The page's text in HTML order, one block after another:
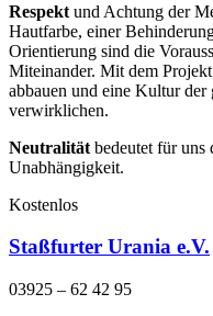
Respekt und Achtung der
Hautfarbe, einer
Orientierung sind die
Miteinander. Mit dem Projekt
abbauen und eine Kultur
verwirklichen.
Neutralität bedeutet für uns
Unabhängigkeit.
Kostenlos
Staßfurter Urania e.V.
03925 – 62 42 95